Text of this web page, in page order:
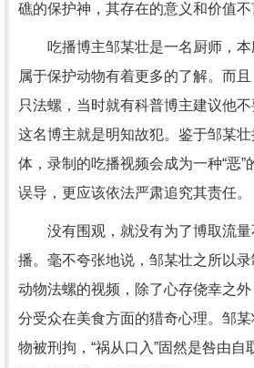
礁的保护神，其存在的意义和价值不
吃播博主邹某壮是一名厨师，本
属于保护动物有着更多的了解。而
只法螺，当时就有科普博主建议他不
这名博主就是明知故犯。鉴于邹某
体，录制的吃播视频会成为一种“恶”
误导，更应该依法严肃追究其责任。
没有围观，就没有为了博取流量
播。毫不夸张地说，邹某壮之所以
动物法螺的视频，除了心存侥幸之
分受众在美食方面的猎奇心理。邹
物被刑拘，“祸从口入”固然是咎由自